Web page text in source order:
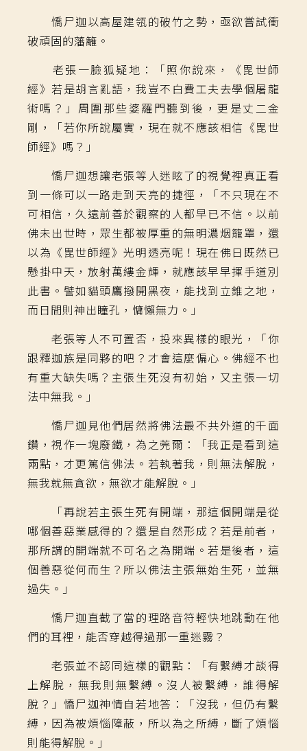
憍尸迦以高屋建瓴的破竹之勢，亟欲嘗試衝
破頑固的藩籬。
老張一臉狐疑地：「照你說來，《毘世師
經》若是胡言亂語，我豈不白費工夫去學個屠龍
術嗎？」周圍那些婆羅門聽到後，更是丈二金
剛，「若你所說屬實，現在就不應該相信《毘世
師經》嗎？」
憍尸迦想讓老張等人迷眩了的視覺裡真正看
到一條可以一路走到天亮的捷徑，「不只現在不
可相信，久遠前善於觀察的人都早已不信。以前
佛未出世時，眾生都被厚重的無明濃烟籠罩，還
以為《毘世師經》光明透亮呢！現在佛日既然已
懸掛中天，放射萬縷金輝，就應該早早揮手道別
此書。譬如貓頭鷹撥開黑夜，能找到立錐之地，
而日間則神出瞳孔，慵懶無力。」
老張等人不可置否，投來異樣的眼光，「你
跟釋迦族是同夥的吧？才會這麼偏心。佛經不也
有重大缺失嗎？主張生死沒有初始，又主張一切
法中無我。」
憍尸迦見他們居然將佛法最不共外道的千面
鑽，視作一塊廢鐵，為之莞爾：「我正是看到這
兩點，才更篤信佛法。若執著我，則無法解脫，
無我就無貪欲，無欲才能解脫。」
「再說若主張生死有開端，那這個開端是從
哪個善惡業感得的？還是自然形成？若是前者，
那所謂的開端就不可名之為開端。若是後者，這
個善惡從何而生？所以佛法主張無始生死，並無
過失。」
憍尸迦直截了當的理路音符輕快地跳動在他
們的耳裡，能否穿越得過那一重迷霧？
老張並不認同這樣的觀點：「有繫縛才談得
上解脫，無我則無繫縛。沒人被繫縛，誰得解
脫？」憍尸迦神情自若地答：「沒我，但仍有繫
縛，因為被煩惱障蔽，所以為之所縛，斷了煩惱
則能得解脫。」